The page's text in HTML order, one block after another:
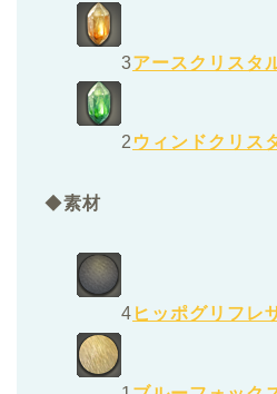
3アースクリスタ
2 ウィンドクリス
◆素材
4 ヒッポグリフレ